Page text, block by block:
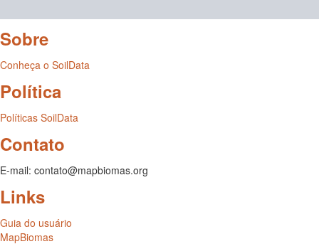
Sobre
Conheça o SoilData
Política
Políticas SoilData
Contato
E-mail: contato@mapbiomas.org
Links
Guia do usuário
MapBiomas